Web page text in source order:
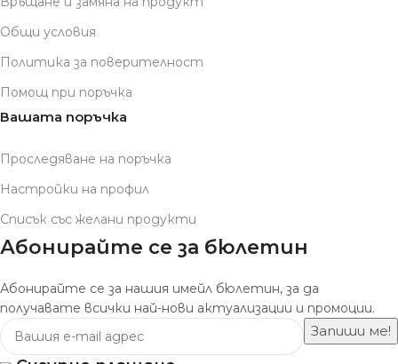
Общи условия
Политика за поверителност
Помощ при поръчка
Вашата поръчка
Проследяване на поръчка
Настройки на профил
Списък със желани продукти
Абонирайте се за бюлетин
Абонирайте се за нашия имейл бюлетин, за да
получавате всички най-нови актуализации и промоции.